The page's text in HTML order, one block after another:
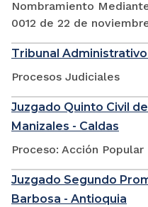
Nombramiento
0012 de 22 de
Tribunal
Procesos Judiciales
Juzgado Quinto Civil
Manizales - Caldas
Proceso: Acción Popular
Juzgado Segundo
Barbosa - Antioquia